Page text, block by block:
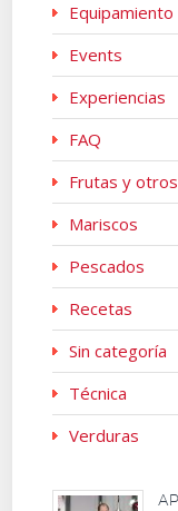
Equipamiento
Events
Experiencias
FAQ
Frutas y otros
Mariscos
Pescados
Recetas
Sin categoría
Técnica
Verduras